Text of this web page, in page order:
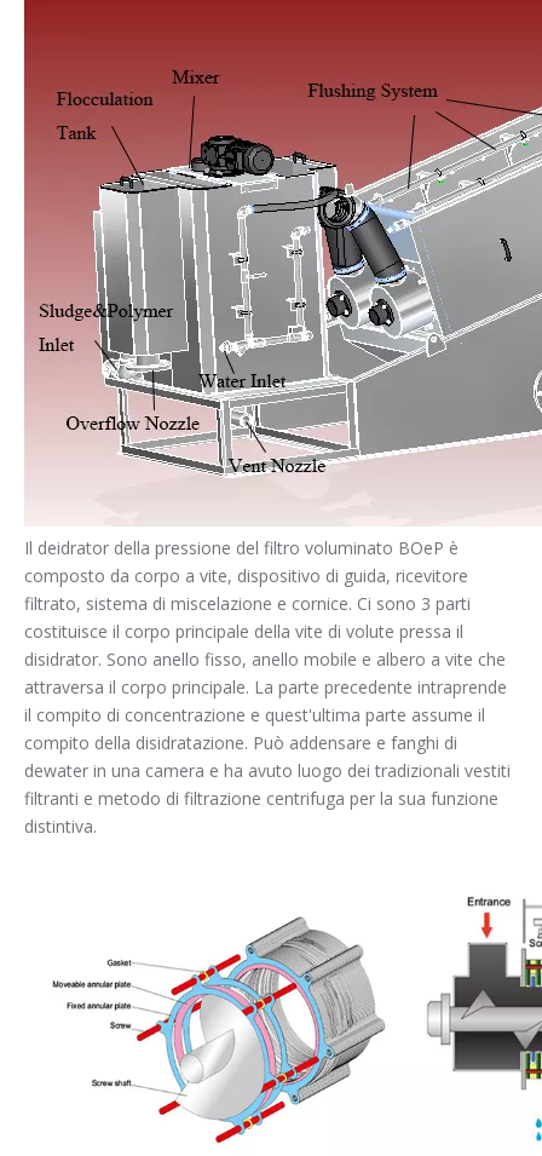
Il deidrator della pressione del filtro voluminato BOeP è
composto da corpo a vite, dispositivo di guida, ricevitore
filtrato, sistema di miscelazione e cornice. Ci sono 3 parti
costituisce il corpo principale della vite di volute pressa il
disidrator. Sono anello fisso, anello mobile e albero a vite che
attraversa il corpo principale. La parte precedente intraprende
il compito di concentrazione e quest'ultima parte assume il
compito della disidratazione. Può addensare e fanghi di
dewater in una camera e ha avuto luogo dei tradizionali vestiti
filtranti e metodo di filtrazione centrifuga per la sua funzione
distintiva.